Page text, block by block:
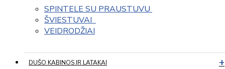
SPINTELE SU PRAUSTUVU
ŠVIESTUVAI
VEIDRODŽIAI
DUŠO KABINOS IR LATAKAI